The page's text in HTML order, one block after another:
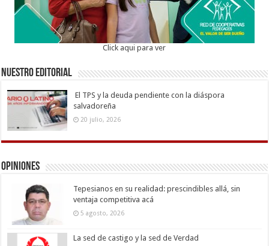
Click aqui para ver
Nuestro Editorial
El TPS y la deuda pendiente con la diáspora
salvadoreña
20 julio, 2026
Opiniones
Tepesianos en su realidad: prescindibles allá, sin
ventaja competitiva acá
5 agosto, 2026
La sed de castigo y la sed de Verdad